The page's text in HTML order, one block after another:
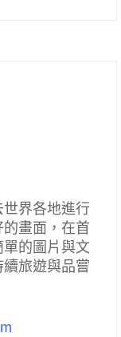
界各地進行
畫面，在首
的圖片與文
旅遊與品嘗